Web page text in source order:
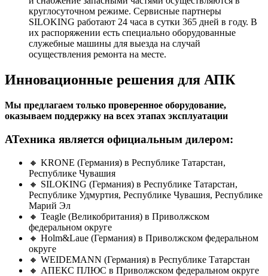
круглосуточном режиме. Сервисные партнеры
SILOKING работают 24 часа в сутки 365 дней в году. В
их распоряжении есть специально оборудованные
служебные машины для выезда на случай
осуществления ремонта на месте.
Инновационные решения для АПК
Мы предлагаем только проверенное оборудование,
оказываем поддержку на всех этапах эксплуатации
АТехника является официальным дилером:
🔸 KRONE (Германия) в Республике Татарстан,
Республике Чувашия
🔸 SILOKING (Германия) в Республике Татарстан,
Республике Удмуртия, Республике Чувашия, Республике
Марий Эл
🔸 Teagle (Великобритания) в Приволжском
федеральном округе
🔸 Holm&Laue (Германия) в Приволжском федеральном
округе
🔸 WEIDEMANN (Германия) в Республике Татарстан
🔸 АПЕКС ПЛЮС в Приволжском федеральном округе